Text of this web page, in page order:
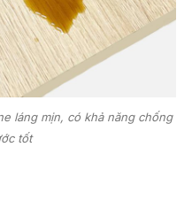
láng mịn, có khả năng chống
tốt